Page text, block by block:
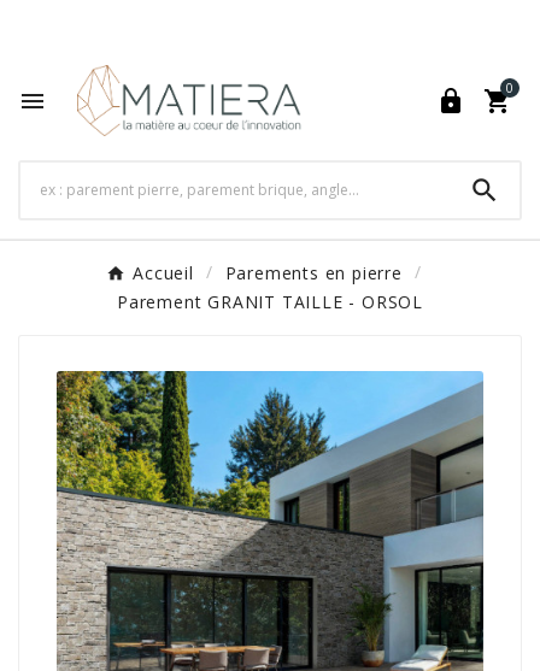
  
0

Accueil
Parements en pierre
Parement GRANIT TAILLE - ORSOL